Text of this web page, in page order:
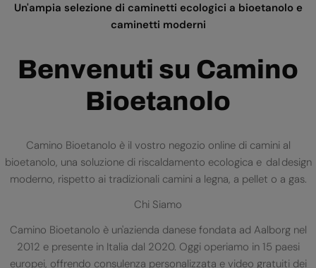
Un'ampia selezione di caminetti ecologici a bioetanolo e
caminetti moderni
Benvenuti su Camino
Bioetanolo
Camino Bioetanolo è il vostro negozio online di camini al
bioetanolo, una soluzione di riscaldamento ecologica e dal design
moderno, rispetto ai tradizionali camini a legna, a pellet o a gas.
Chi Siamo
Camino Bioetanolo è un'azienda danese fondata ad Aalborg nel
2012 e presente in Italia dal 2020. Oggi operiamo in 15 paesi
europei, offrendo consulenza personalizzata e video gratuiti dei